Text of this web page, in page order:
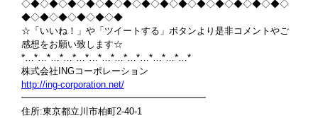
◇◆◇◆◇◆◇◆◇◆◇◆◇◆◇◆◇◆◇◆◇◆◇◆◇◆◇◆◇
◆◇◆◇◆◇◆◇◆◇◆
☆「いいね！」や「ツイートする」ボタンより是非コメントやご
感想をお願い致します☆
*…*…*…*…*…*…*…*…*…*…*…*…*…*
株式会社INGコーポレーション
http://ing-corporation.net/
━━━━━━━━━━━━━━━━━━━━
住所:東京都立川市柏町2-40-1